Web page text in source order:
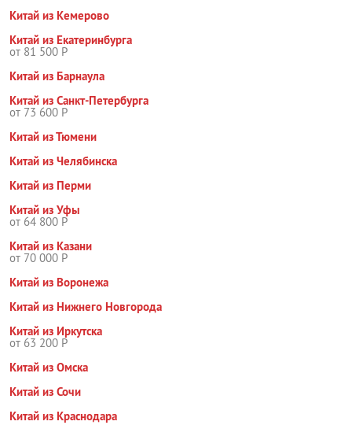
Китай из Кемерово
Китай из Екатеринбурга
от 81 500 Р
Китай из Барнаула
Китай из Санкт-Петербурга
от 73 600 Р
Китай из Тюмени
Китай из Челябинска
Китай из Перми
Китай из Уфы
от 64 800 Р
Китай из Казани
от 70 000 Р
Китай из Воронежа
Китай из Нижнего Новгорода
Китай из Иркутска
от 63 200 Р
Китай из Омска
Китай из Сочи
Китай из Краснодара